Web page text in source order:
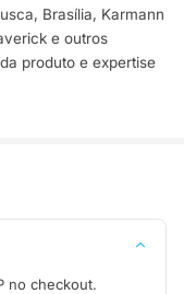
Brasília, Karmann
e outros
produto e expertise
no checkout.